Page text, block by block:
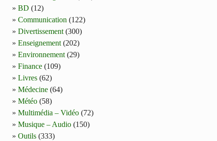
BD (12)
Communication (122)
Divertissement (300)
Enseignement (202)
Environnement (29)
Finance (109)
Livres (62)
Médecine (64)
Météo (58)
Multimédia – Vidéo (72)
Musique – Audio (150)
Outils (333)